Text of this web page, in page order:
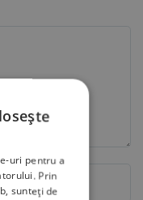
uri pentru a
Prin
sunteți de